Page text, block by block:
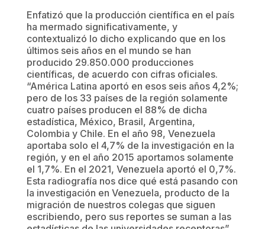
Enfatizó que la producción científica en el país
ha mermado significativamente, y
contextualizó lo dicho explicando que en los
últimos seis años en el mundo se han
producido 29.850.000 producciones
científicas, de acuerdo con cifras oficiales.
“América Latina aportó en esos seis años 4,2%;
pero de los 33 países de la región solamente
cuatro países producen el 88% de dicha
estadística, México, Brasil, Argentina,
Colombia y Chile. En el año 98, Venezuela
aportaba solo el 4,7% de la investigación en la
región, y en el año 2015 aportamos solamente
el 1,7%. En el 2021, Venezuela aportó el 0,7%.
Esta radiografía nos dice qué está pasando con
la investigación en Venezuela, producto de la
migración de nuestros colegas que siguen
escribiendo, pero sus reportes se suman a las